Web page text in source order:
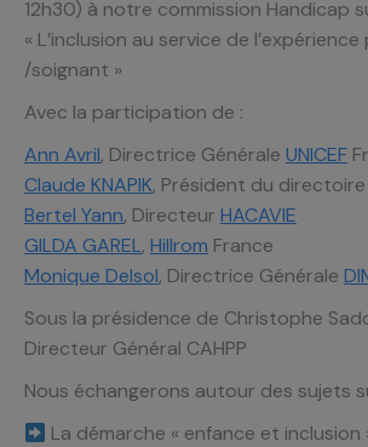
12h30) à notre commission Handicap
« L’inclusion au service de
/soignant »
Avec la participation de :
Ann Avril, Directrice Générale UNICEF
Claude KNAPIK, Président du directoire
Bertel Yann, Directeur HACAVIE
GILDA GAREL, Hillrom France
Monique Delsol, Directrice Générale
Sous la présidence de Christophe
Directeur Général CAHPP
Nous échangerons autour des sujets
La démarche « enfance et inclusion